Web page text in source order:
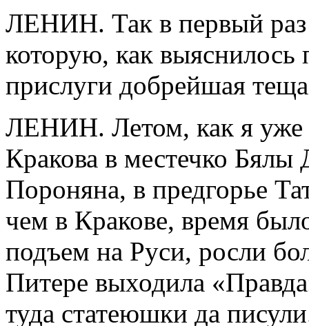
ЛЕНИН. Так в первый раз
которую, как выяснилось
прислуги добрейшая
ЛЕНИН. Летом, как я уже
Кракова в местечко Бялы
Пороняна, в предгорье
чем в Кракове, время
подъем на Руси, росли
Питере выходила
туда статеюшки да